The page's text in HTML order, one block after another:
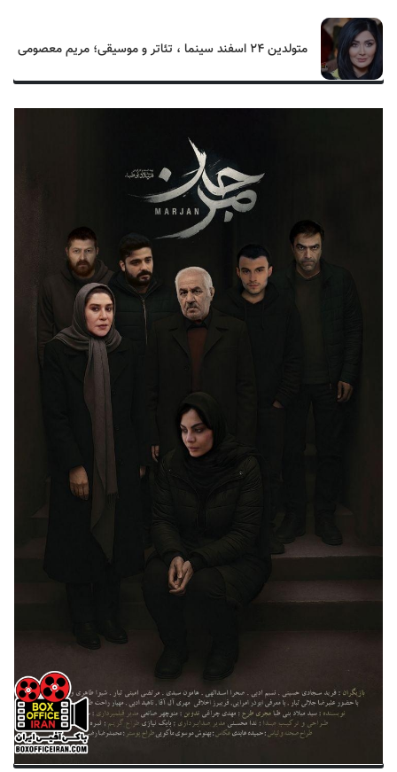
متولدین ۲۴ اسفند سینما ، تئاتر و موسیقی؛ مریم معصومی